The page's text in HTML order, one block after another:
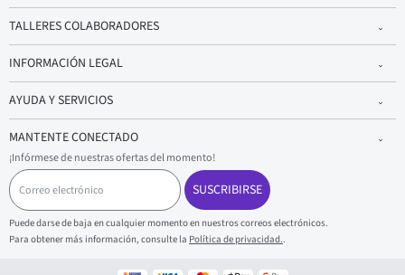
TALLERES COLABORADORES
INFORMACIÓN LEGAL
AYUDA Y SERVICIOS
MANTENTE CONECTADO
¡Infórmese de nuestras ofertas del momento!
C
o
r
r
e
o
SUSCRIBIRSE
Puede darse de baja en cualquier momento en nuestros correos electrónicos.
Para obtener más información, consulte la Política de privacidad..